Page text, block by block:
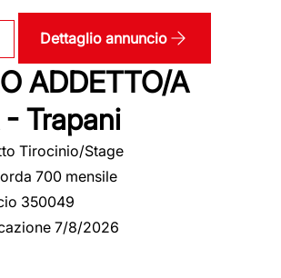
Dettaglio annuncio
ADDETTO/A
- Trapani
Tirocinio/Stage
700 mensile
350049
7/8/2026